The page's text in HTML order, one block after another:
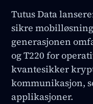
Tutus Data
sikre
generasjonen
og T220 for
kvantesikker
kommunikasjon,
applikasjoner.